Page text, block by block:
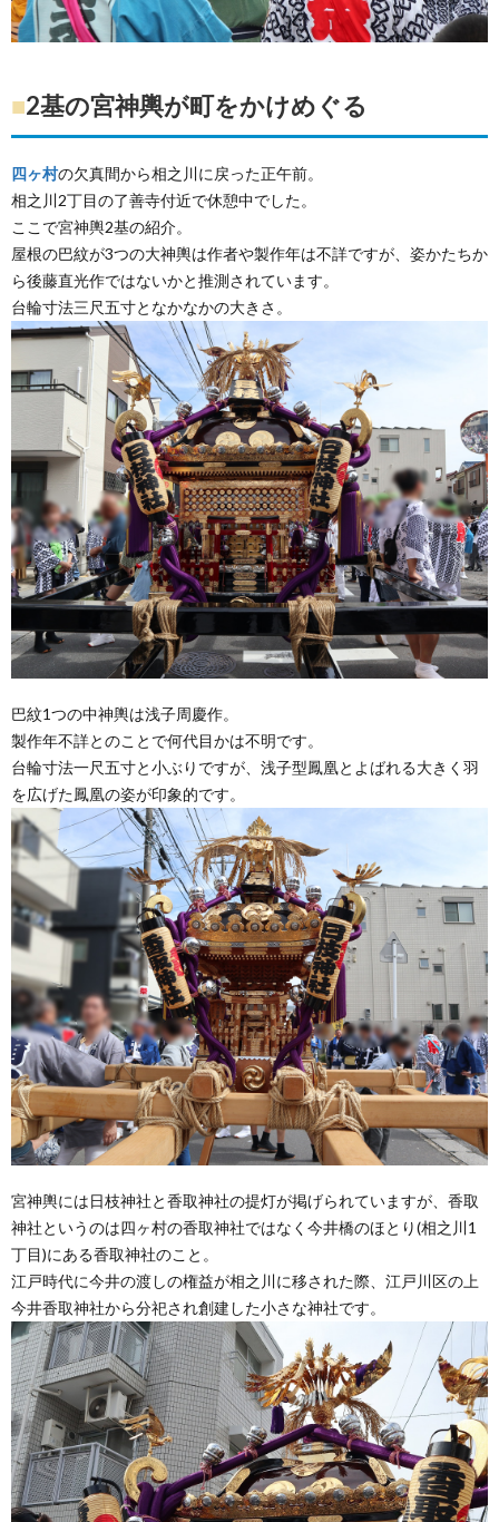
■2基の宮神輿が町をかけめぐる
四ヶ村の欠真間から相之川に戻った正午前。
相之川2丁目の了善寺付近で休憩中でした。
ここで宮神輿2基の紹介。
屋根の巴紋が3つの大神輿は作者や製作年は不詳ですが、姿かたちか
ら後藤直光作ではないかと推測されています。
台輪寸法三尺五寸となかなかの大きさ。
巴紋1つの中神輿は浅子周慶作。
製作年不詳とのことで何代目かは不明です。
台輪寸法一尺五寸と小ぶりですが、浅子型鳳凰とよばれる大きく羽
を広げた鳳凰の姿が印象的です。
宮神輿には日枝神社と香取神社の提灯が掲げられていますが、香取
神社というのは四ヶ村の香取神社ではなく今井橋のほとり(相之川1
丁目)にある香取神社のこと。
江戸時代に今井の渡しの権益が相之川に移された際、江戸川区の上
今井香取神社から分祀され創建した小さな神社です。